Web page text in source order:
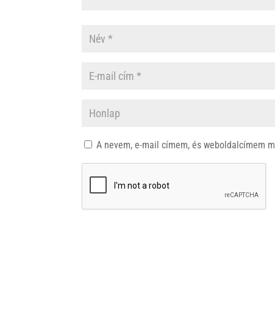
A nevem, e-mail címem, és weboldalcímem